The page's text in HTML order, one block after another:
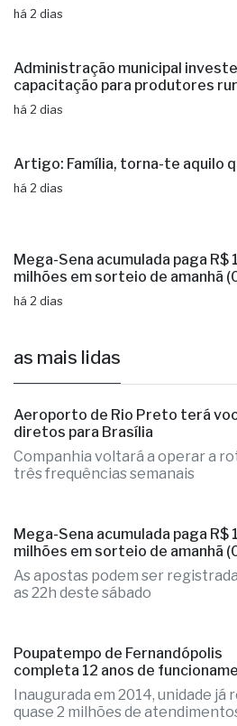
há 2 dias
Administração municipal
capacitação para produtores
há 2 dias
Artigo: Família, torna-te aquilo
há 2 dias
Mega-Sena acumulada paga R$
milhões em sorteio de amanhã
há 2 dias
as mais lidas
Aeroporto de Rio Preto terá
diretos para Brasília
Companhia voltará a operar a
três frequências semanais
Mega-Sena acumulada paga R$
milhões em sorteio de amanhã
As apostas podem ser
as 22h deste sábado
Poupatempo de Fernandópolis
completa 12 anos de
Inaugurada em 2014, unidade já
quase 2 milhões de